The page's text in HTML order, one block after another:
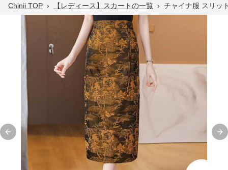
Chinii TOP › 【レディース】スカートの一覧 › チャイナ服 スリッ
Previous slide